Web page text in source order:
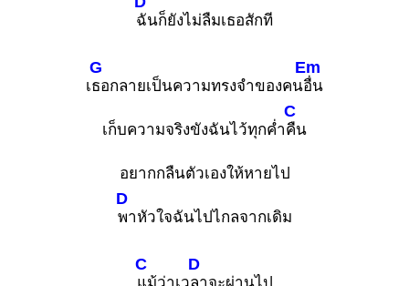
ฉันก็ยังไม่ลืมเธอสักที
เ
G
ธอกลายเป็นความทรงจำของคน
Em
อื่น
เก็บความจริงขังฉันไว้ทุกค่ำ
C
คืน
อยากกลืนตัวเองให้หายไป
D
พาหัวใจฉันไปไกลจากเดิม
C D